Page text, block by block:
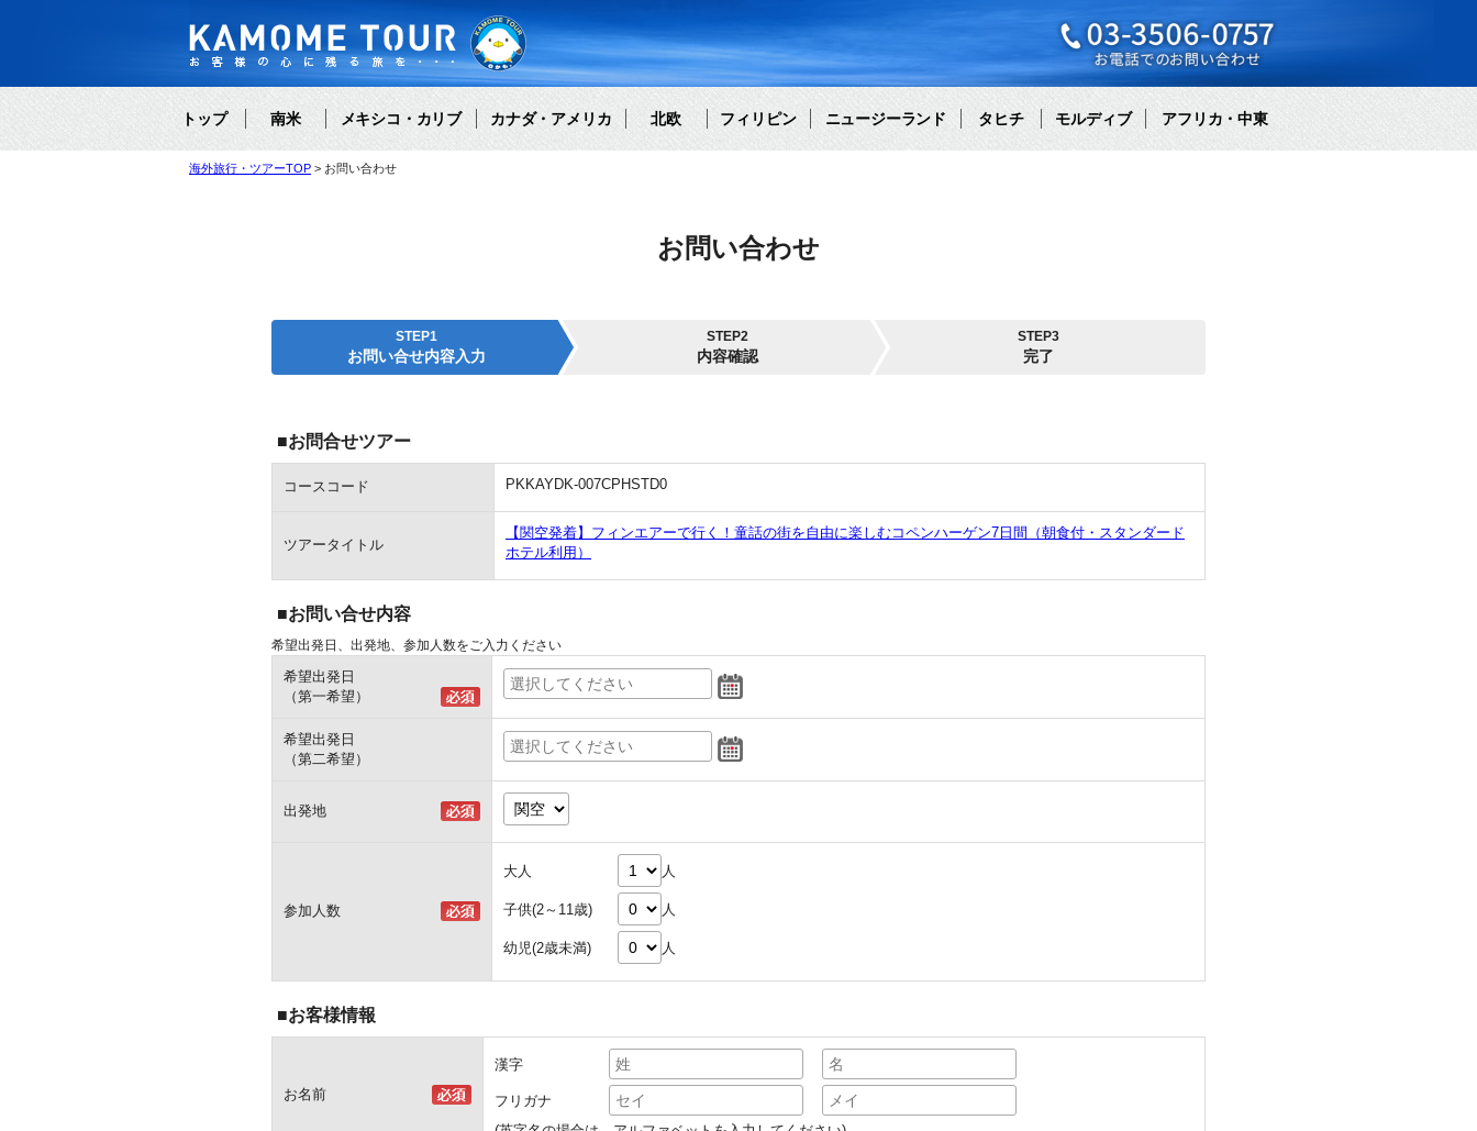
トップ 南米 メキシコ・カリブ カナダ・アメリカ 北欧 フィリピン ニュージーランド タヒチ モルディブ アフリカ・中東
海外旅行・ツアーTOP お問い合わせ
お問い合わせ
STEP1
お問い合せ内容入力
STEP2
内容確認
STEP3
完了
■お問合せツアー
コースコード PKKAYDK-007CPHSTD0
ツアータイトル
【関空発着】フィンエアーで行く！童話の街を自由に楽しむコペンハーゲン7日間（朝食付・スタンダード
ホテル利用）
■お問い合せ内容
希望出発日、出発地、参加人数をご入力ください
希望出発日
（第一希望）
希望出発日
（第二希望）
出発地
参加人数
大人 人
子供(2～11歳) 人
幼児(2歳未満) 人
■お客様情報
お名前
漢字
フリガナ